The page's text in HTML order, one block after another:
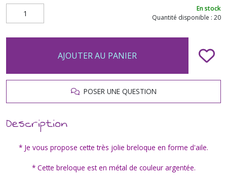
En stock
Quantité disponible : 20
AJOUTER AU PANIER
POSER UNE QUESTION
Description
* Je vous propose cette très jolie breloque en forme d'aile.
* Cette breloque est en métal de couleur argentée.